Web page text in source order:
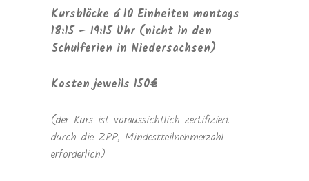
Kursblöcke á 10 Einheiten montags
18:15 – 19:15 Uhr (nicht in den
Schulferien in Niedersachsen)
Kosten jeweils 150€
(der Kurs ist voraussichtlich zertifiziert
durch die ZPP, Mindestteilnehmerzahl
erforderlich)